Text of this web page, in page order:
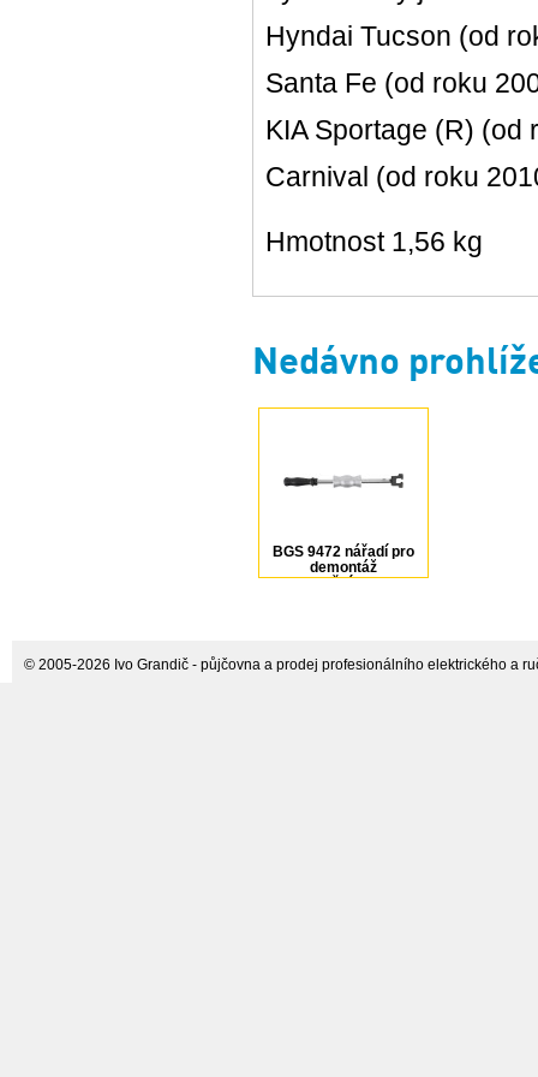
Hyndai Tucson (od
Santa Fe (od roku
KIA Sportage (R) (od
Carnival (od roku
Hmotnost 1,56 kg
Nedávno
BGS 9472 nářadí pro
demontáž
recirkulačního ventilu
© 2005-2026 Ivo Grandič - půjčovna a prodej profesionálního elektrického a